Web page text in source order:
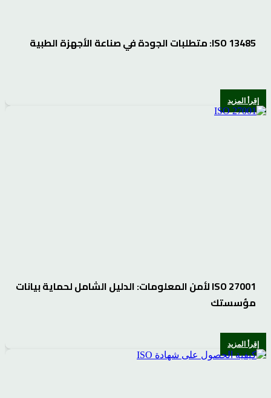
ISO 13485: متطلبات الجودة في صناعة الأجهزة الطبية
إقرأ المزيد
ISO 27001 لأمن المعلومات: الدليل الشامل لحماية بيانات
مؤسستك
إقرأ المزيد